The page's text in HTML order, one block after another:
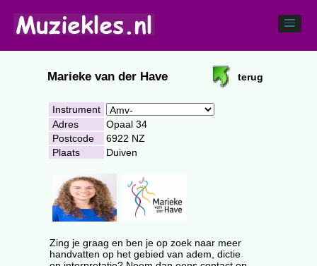
Marieke van der Have terug
Instrument
Adres
Opaal 34
Postcode
6922 NZ
Plaats
Duiven
Zing je graag en ben je op zoek naar meer
handvatten op het gebied van adem, dictie